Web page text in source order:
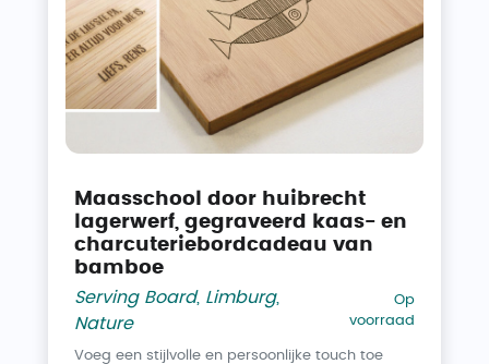
Maasschool door huibrecht
lagerwerf, gegraveerd kaas- en
charcuteriebordcadeau van
bamboe
Serving Board, Limburg,
Nature
Op
voorraad
Voeg een stijlvolle en persoonlijke touch toe